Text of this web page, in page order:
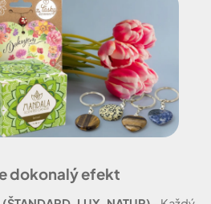
dokonalý efekt